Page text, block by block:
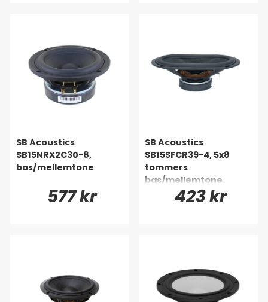
SB Acoustics
SB15NRX2C30-8,
bas/mellemtone
577 kr
SB Acoustics
SB15SFCR39-4, 5x8
tommers
bas/mellemtone
423 kr